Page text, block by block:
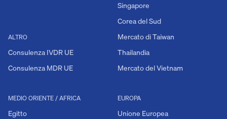
ALTRO
Consulenza IVDR UE
Consulenza MDR UE
EUROPA
Unione Europea
MEDIO ORIENTE / AFRICA
Egitto
Singapore
Corea del Sud
Mercato di Taiwan
Thailandia
Mercato del Vietnam